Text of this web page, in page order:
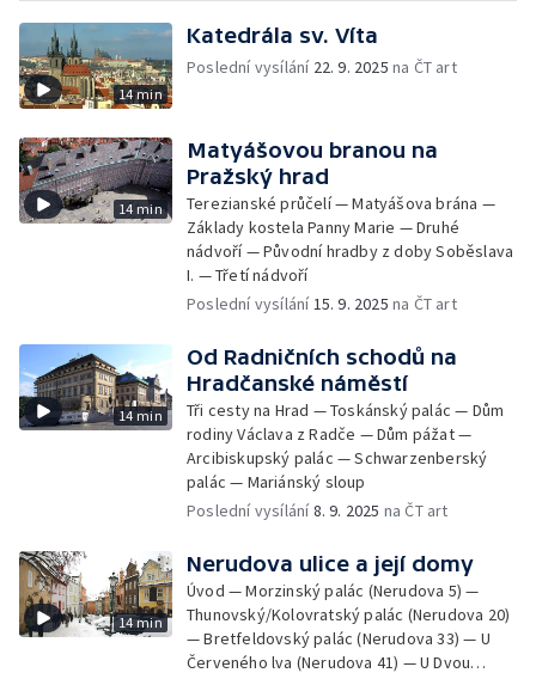
14 min
Katedrála sv. Víta
Poslední vysílání 22. 9. 2025 na ČT art
14 min
Matyášovou branou na
Pražský hrad
Terezianské průčelí — Matyášova brána —
Základy kostela Panny Marie — Druhé
nádvoří — Původní hradby z doby Soběslava
I. — Třetí nádvoří
Poslední vysílání15. 9. 2025 na ČT art
14 min
Od Radničních schodů na
Hradčanské náměstí
Tři cesty na Hrad — Toskánský palác — Dům
rodiny Václava z Radče — Dům pážat —
Arcibiskupský palác — Schwarzenberský
palác — Mariánský sloup
Poslední vysílání8. 9. 2025 na ČT art
14 min
Nerudova ulice a její domy
Úvod — Morzinský palác (Nerudova 5) —
Thunovský/Kolovratský palác (Nerudova 20)
— Bretfeldovský palác (Nerudova 33) — U
Červeného lva (Nerudova 41) — U Dvou